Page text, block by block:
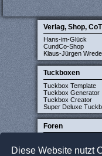
Diese Website nutzt
Verlag, Shop,
Hans-im-Glück
CundCo-Shop
Klaus-Jürgen
Tuckboxen
Tuckbox Template
Tuckbox Generator
Tuckbox Creator
Super Deluxe
Foren
Carcassonne